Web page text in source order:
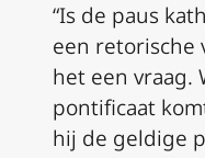
“Is de paus
een retorische
het een vraag.
pontificaat
hij de geldige